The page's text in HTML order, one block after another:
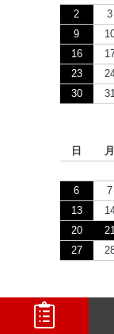
2
3
9
16
23
30
31
日 月
6
7
13
20
21
27
Copyright ©